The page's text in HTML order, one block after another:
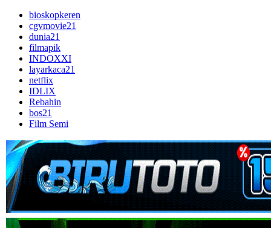
bioskopkeren
cgvmovie21
dunia21
filmapik
INDOXXI
layarkaca21
netflix
IDLIX
Rebahin
bos21
Film Semi